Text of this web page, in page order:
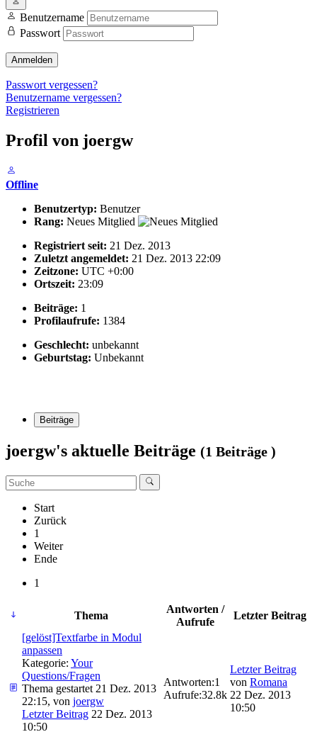
Benutzername
Passwort
Anmelden
Passwort vergessen?
Benutzername vergessen?
Registrieren
Profil von joergw
Offline
Benutzertyp: Benutzer
Rang: Neues Mitglied
Registriert seit: 21 Dez. 2013
Zuletzt angemeldet: 21 Dez. 2013 22:09
Zeitzone: UTC +0:00
Ortszeit: 23:09
Beiträge: 1
Profilaufrufe: 1384
Geschlecht: unbekannt
Geburtstag: Unbekannt
Beiträge
joergw's aktuelle Beiträge (1 Beiträge )
Start
Zurück
1
Weiter
Ende
1
Thema
Antworten /
Aufrufe
Letzter Beitrag
[gelöst]Textfarbe in Modul
anpassen
Kategorie: Your
Questions/Fragen
Thema gestartet 21 Dez. 2013
22:15, von joergw
Letzter Beitrag 22 Dez. 2013
10:50
Antworten:1
Aufrufe:32.8k
Letzter Beitrag
von Romana
22 Dez. 2013
10:50